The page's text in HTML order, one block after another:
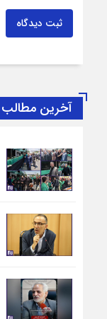
ثبت دیدگاه
آخرین مطالب